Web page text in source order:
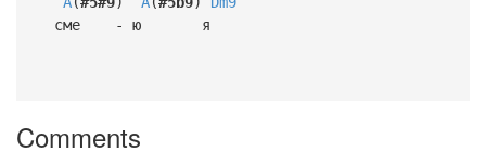
сме - ю я
Comments